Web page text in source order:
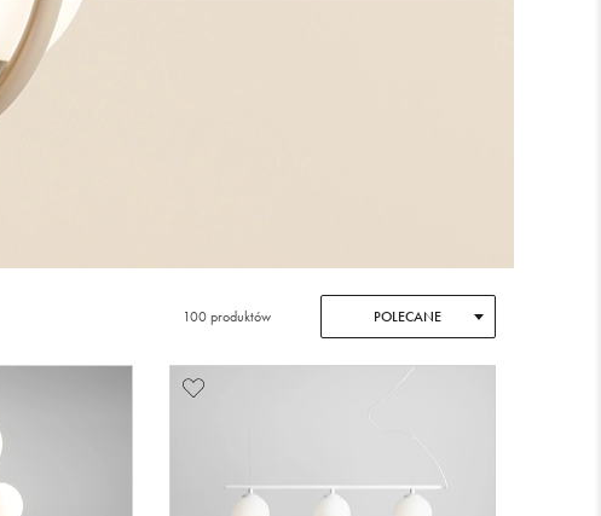
100 produktów POLECANE